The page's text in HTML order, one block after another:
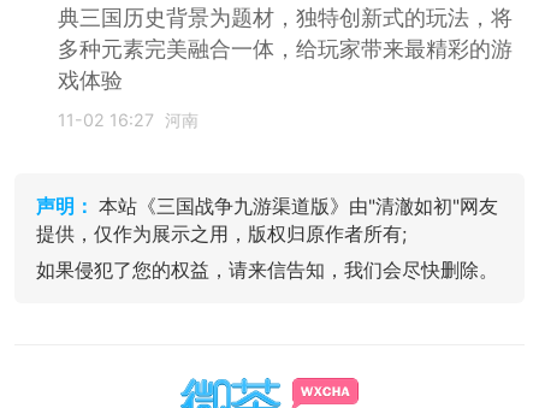
典三国历史背景为题材，独特创新式的玩法，将
多种元素完美融合一体，给玩家带来最精彩的游
戏体验
11-02 16:27 河南
声明： 本站《三国战争九游渠道版》由"清澈如初"网友
提供，仅作为展示之用，版权归原作者所有;
如果侵犯了您的权益，请来信告知，我们会尽快删除。